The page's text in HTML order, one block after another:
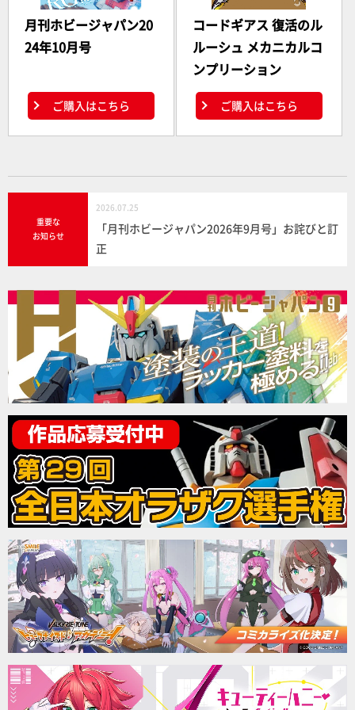
月刊ホビージャパン20
24年10月号
ご購入はこちら
コードギアス 復活のル
ルーシュ メカニカルコ
ンプリーション
ご購入はこちら
重要な
お知らせ
2026.07.25
「月刊ホビージャパン2026年9月号」お詫びと訂
正